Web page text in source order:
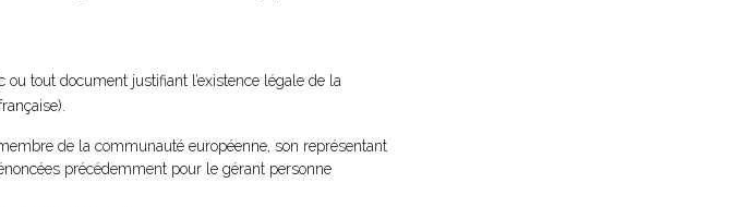
tout document justifiant l’existence légale de la
de la communauté européenne, son représentant
précédemment pour le gérant personne